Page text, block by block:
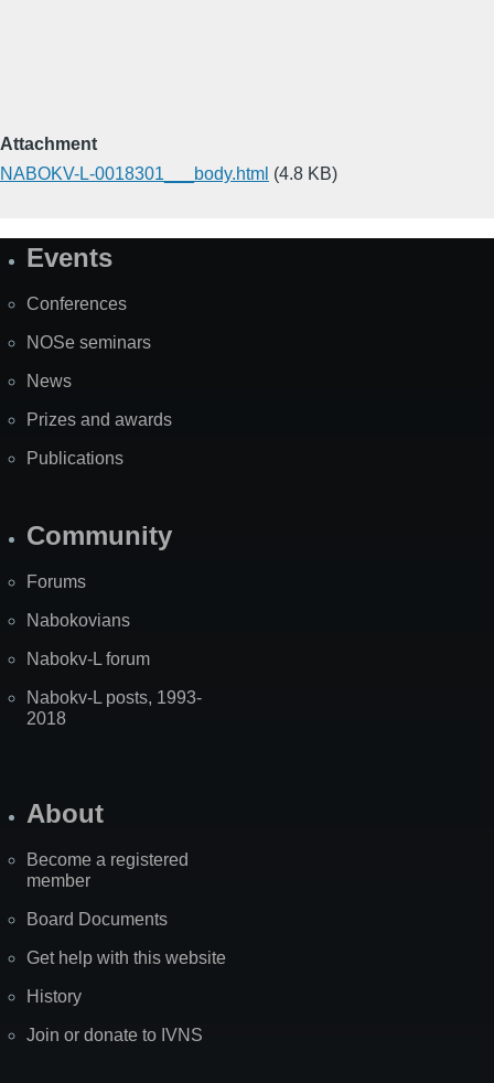
Attachment
NABOKV-L-0018301___body.html (4.8 KB)
SiteEvents
Conferences
NOSe seminars
News
Prizes and awards
Publications
Community
Forums
Nabokovians
Nabokv-L forum
Nabokv-L posts, 1993-
2018
About
Become a registered
member
Board Documents
Get help with this website
History
Join or donate to IVNS